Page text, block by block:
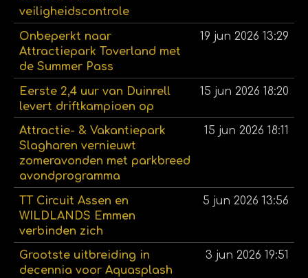
veiligheidscontrole
Onbeperkt naar
Attractiepark Toverland met
de Summer Pass
19 jun 2026 13:29
Eerste 2,4 uur van Duinrell
levert driftkampioen op
15 jun 2026 18:20
Attractie- & Vakantiepark
Slagharen vernieuwt
zomeravonden met parkbreed
avondprogramma
15 jun 2026 18:11
TT Circuit Assen en
WILDLANDS Emmen
verbinden zich
5 jun 2026 13:56
Grootste uitbreiding in
decennia voor Aquasplash
3 jun 2026 19:51